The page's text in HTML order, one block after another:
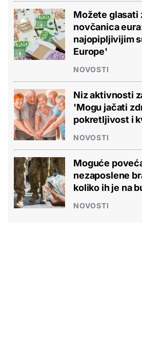
Možete glasati
novčanica
najopipljivijim
Europe'
NOVOSTI
Niz aktivnosti
'Mogu jačati
pokretljivost i
NOVOSTI
Moguće
nezaposlene
koliko ih je na
NOVOSTI